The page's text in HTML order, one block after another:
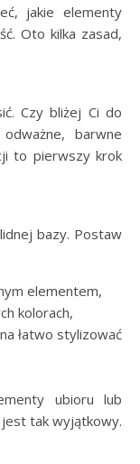
jakie elementy
Oto kilka zasad,
Czy bliżej Ci do
barwne
to pierwszy krok
bazy. Postaw
elementem,
kolorach,
łatwo stylizować
ubioru lub
tak wyjątkowy.